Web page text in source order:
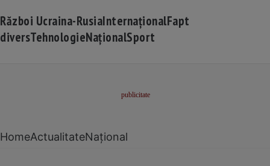
Război Ucraina-RusiaInternaționalFapt
diversTehnologieNaționalSport
HomeActualitateNațional